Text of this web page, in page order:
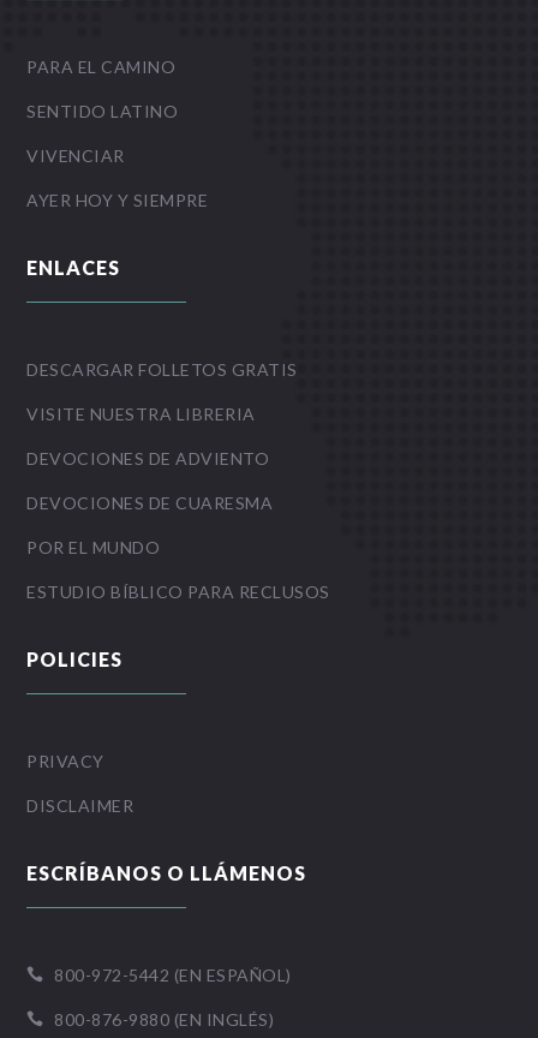
PARA EL CAMINO
SENTIDO LATINO
VIVENCIAR
AYER HOY Y SIEMPRE
ENLACES
DESCARGAR FOLLETOS GRATIS
VISITE NUESTRA LIBRERIA
DEVOCIONES DE ADVIENTO
DEVOCIONES DE CUARESMA
POR EL MUNDO
ESTUDIO BÍBLICO PARA RECLUSOS
POLICIES
PRIVACY
DISCLAIMER
ESCRÍBANOS O LLÁMENOS
 800-972-5442 (EN ESPAÑOL)
 800-876-9880 (EN INGLÉS)